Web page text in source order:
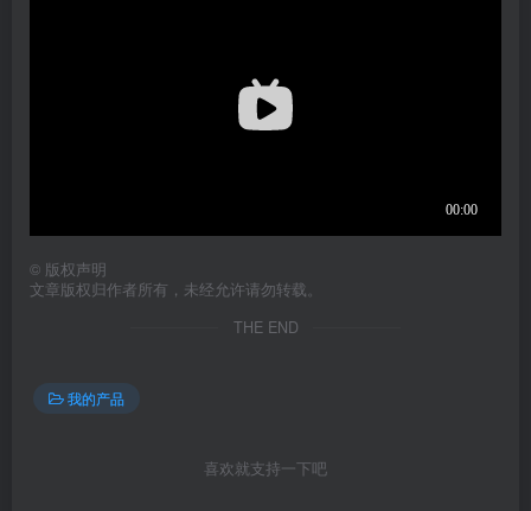
© 版权声明
文章版权归作者所有，未经允许请勿转载。
THE END
我的产品
喜欢就支持一下吧